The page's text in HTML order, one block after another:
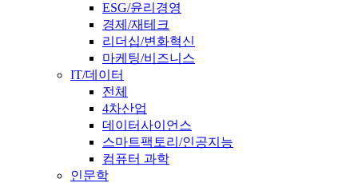
ESG/윤리경영
경제/재테크
리더십/변화혁신
마케팅/비즈니스
IT/데이터
전체
4차산업
데이터사이언스
스마트팩토리/인공지능
컴퓨터 과학
인문학